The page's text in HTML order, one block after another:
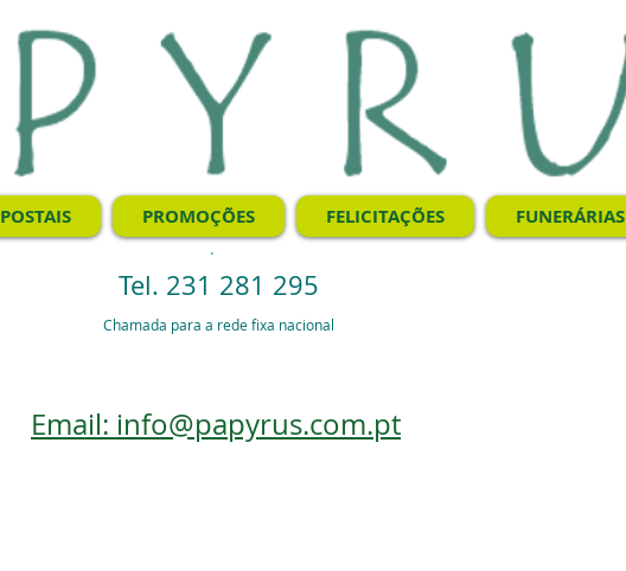
POSTAIS PROMOÇÕES FELICITAÇÕES FUNERÁRIAS
.
Tel. 231 281 295
Chamada para a rede fixa nacional
Email: info@papyrus.com.pt